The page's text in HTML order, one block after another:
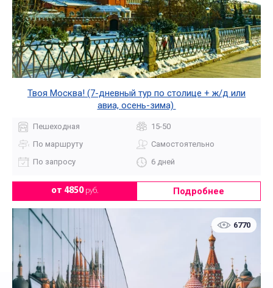
Твоя Москва! (7-дневный тур по столице + ж/д или
авиа, осень-зима)
Пешеходная
15-50
По маршруту
Самостоятельно
По запросу
6 дней
от 4850руб. Подробнее
6770